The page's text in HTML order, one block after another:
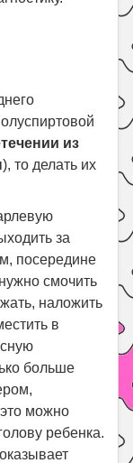
из
), то делать их
за
посередине
смочить
наложить
в
больше
можно
ребенка.